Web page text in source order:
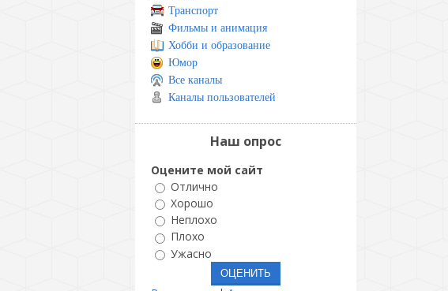
Транспорт
Фильмы и анимация
Хобби и образование
Юмор
Все каналы
Каналы пользователей
Наш опрос
Оцените мой сайт
Отлично
Хорошо
Неплохо
Плохо
Ужасно